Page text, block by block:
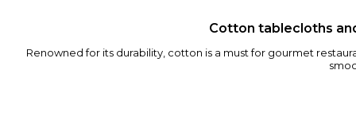
Cotton tablecloths
Renowned for its durability, cotton is a must for gourmet